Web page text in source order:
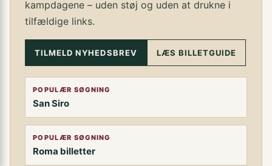
kampdagene – uden støj og uden at drukne i
tilfældige links.
TILMELD NYHEDSBREV LÆS BILLETGUIDE
POPULÆR SØGNING
San Siro
POPULÆR SØGNING
Roma billetter